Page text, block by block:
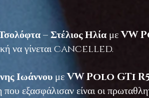
– Στέλιος Ηλία μεVW
να γίνεται cancelled.
Ιωάννου μεVW Polo GTi
εξασφάλισαν είναι οι